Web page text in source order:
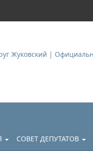
СОВЕТ ДЕПУТАТОВ